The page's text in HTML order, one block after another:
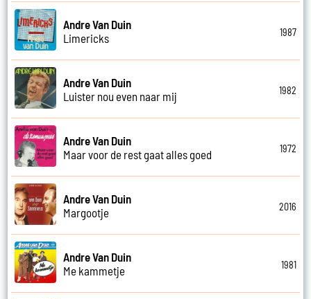
Andre Van Duin
Limericks
1987
Andre Van Duin
Luister nou even naar mij
1982
Andre Van Duin
Maar voor de rest gaat alles goed
1972
Andre Van Duin
Margootje
2016
Andre Van Duin
Me kammetje
1981